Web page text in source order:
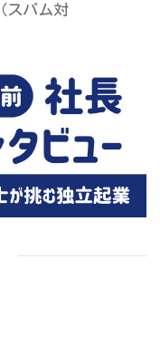
スパム対